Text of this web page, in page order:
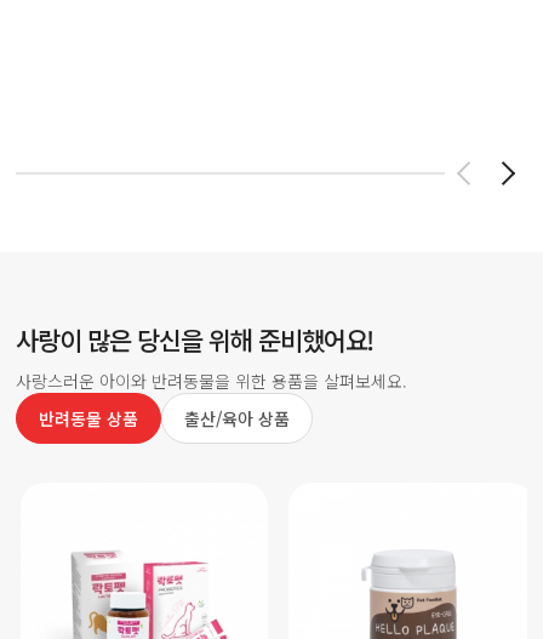
사랑이 많은 당신을 위해 준비했어요!
사랑스러운 아이와 반려동물을 위한 용품을 살펴보세요.
반려동물 상품
출산/육아 상품